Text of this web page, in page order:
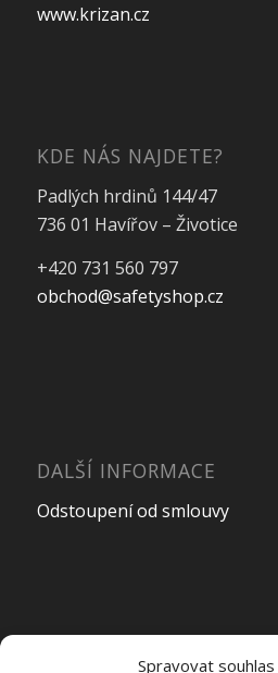
Spravovat
www.krizan.cz
KDE NÁS NAJDETE?
Padlých hrdinů 144/47
736 01 Havířov – Životice
+420 731 560 797
obchod@safetyshop.cz
DALŠÍ INFORMACE
Odstoupení od smlouvy